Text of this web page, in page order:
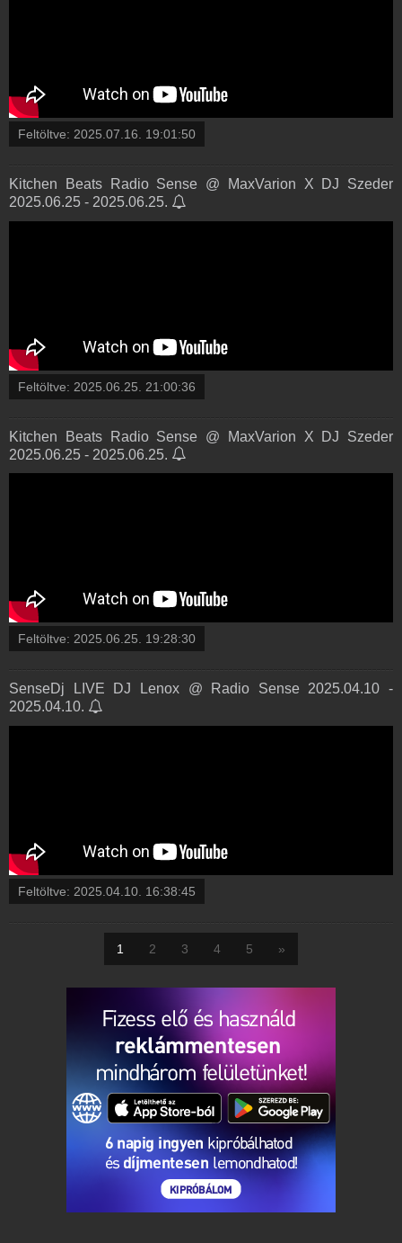
Feltöltve: 2025.07.16. 19:01:50
Kitchen Beats Radio Sense @ MaxVarion X DJ Szeder
2025.06.25 - 2025.06.25.
Feltöltve: 2025.06.25. 21:00:36
Kitchen Beats Radio Sense @ MaxVarion X DJ Szeder
2025.06.25 - 2025.06.25.
Feltöltve: 2025.06.25. 19:28:30
SenseDj LIVE DJ Lenox @ Radio Sense 2025.04.10 -
2025.04.10.
Feltöltve: 2025.04.10. 16:38:45
1 2 3 4 5 »